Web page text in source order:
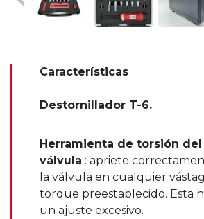
Características
Destornillador T-6.
Herramienta de torsión
válvula : apriete
la válvula en cualquier
torque preestablecido. Esta
un ajuste excesivo.
Previous